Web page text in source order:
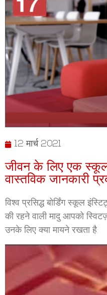
12 मार्च 2021
जीवन के लिए एक
वास्तविक जानकारी
विश्व प्रसिद्ध बोर्डिंग स्कूल
की रहने वाली मादु आपको
उनके लिए क्या मायने रखता है: